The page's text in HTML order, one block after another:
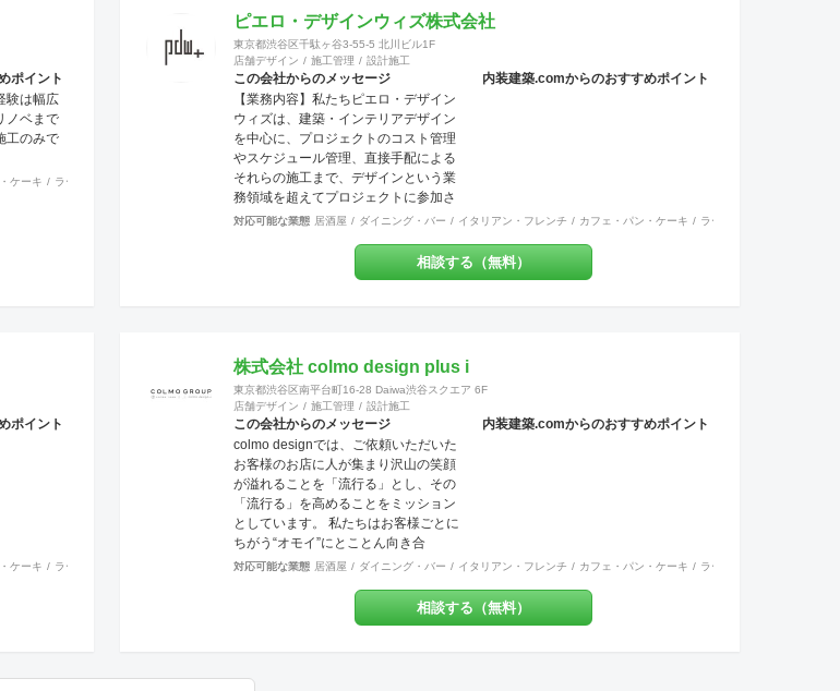
のお悩みやご相談には真摯に向き合
い、ご要望を最大限実現する技術力を
提供いたします。 施工後にお客様が笑
顔を見せてくださるときこそ、弊社に
とってもっとも喜ばしい瞬間です。 弊
社はリフォーム・リノベーションや注
文住宅など幅広く工事を担当させてい
ただいております。 建物種別は店舗・
戸建・アパート・マンションなど様々
な建物に対応させていただいており、
色々な所にバラバラに工事内容の注文
をしていただかなくとも、弊社にて一
式執り行う事をメリットとし、活動致
しております。 尚、店舗・住宅のセキ
ュリティー面にも配慮しており、防犯
群・化学物質過敏症の方や健康な方に
も良いとされる、化学物質は一切使わ
ない施工方法で無添加資材を使う工事
なども対応できます。多様な形で取り
組んでおります。 経験豊富な営業、デ
ザイナー、設計士、建築士【1級】、現
場監督がお客様をトータルサポート致
します。 作業現場では自社の職人がお
りますので、柔軟性やスピード感ある
対応致します。 ＵＳＥＮやサカイ引越
センターとの提携企業でございますの
もご対応させていただく事も可能で
す。 【特典・サービス有】チーパス・
件 受賞 ・掲載建築メディア 「アーキ
ポイント
験は幅広
ノベまで
工のみで
ケーキ ラーメン・そば・うどん 和食・寿司 焼肉・中華料理・韓国料理 その他 オフィス
ピエロ・デザインウィズ株式会社
東京都渋谷区千駄ヶ谷3-55-5 北川ビル1F
店舗デザイン
施工管理 設計施工
この会社からのメッセージ
【業務内容】私たちピエロ・デザイン
ウィズは、建築・インテリアデザイン
を中心に、プロジェクトのコスト管理
やスケジュール管理、直接手配による
それらの施工まで、デザインという業
務領域を超えてプロジェクトに参加さ
せて頂いております。飲食店、アパレ
ス、食物販などを多く手掛けていま
す。 【グループ会社】グループ会社
（工事、全国対応）の３社で、さまざ
まなご要望にお応えする体制を整えて
います。 【許認可】一級建築士事務
所、一般建設業、特定建設業（本
社）、宅地建物取引業（本社）
内装建築.comからのおすすめポイント
対応可能な業態 居酒屋 ダイニング・バー イタリアン・フレンチ カフェ・パン・ケーキ ラーメン・そば・うどん
相談する（無料）
ポイント
ケーキ ラーメン・そば・うどん 和食・寿司 焼肉・中華料理・韓国料理 その他 オフィス イベントブース・ショールーム エントランス
株式会社 colmo design plus i
東京都渋谷区南平台町16-28 Daiwa渋谷スクエア 6F
店舗デザイン
施工管理 設計施工
この会社からのメッセージ
colmo designでは、ご依頼いただいた
お客様のお店に人が集まり沢山の笑顔
が溢れることを「流行る」とし、その
「流行る」を高めることをミッション
としています。 私たちは​​お客様ごとに
ちがう“オモイ”にとことん向き合
い、“店舗づくりの先に実現したいこ
になっていない想いを聞かせてくださ
い。 施工実績は900店以上。 グループ
ン性と機能性を兼ね備えたご提案をい
内装建築.comからのおすすめポイント
対応可能な業態 居酒屋 ダイニング・バー イタリアン・フレンチ カフェ・パン・ケーキ ラーメン・そば・うどん
相談する（無料）